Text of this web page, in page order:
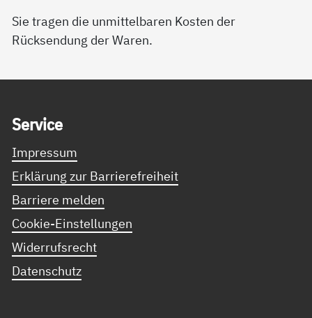
Sie tragen die unmittelbaren Kosten der
Rücksendung der Waren.
Ser­vice
Impressum
Erklärung zur Barrierefreiheit
Barriere melden
Cookie-Einstellungen
Widerrufsrecht
Datenschutz